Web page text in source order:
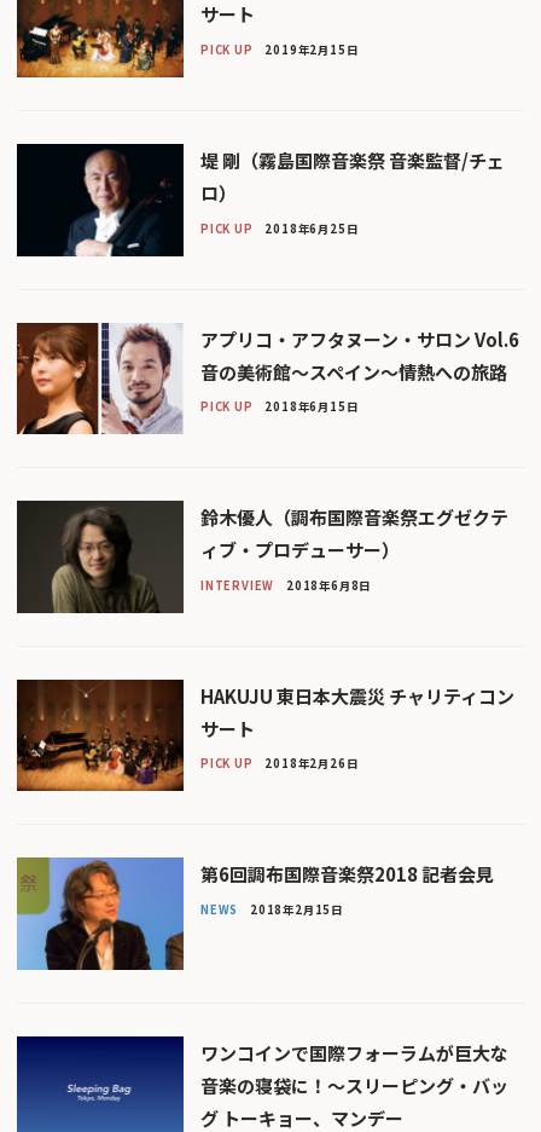
サート
PICK UP 2019年2月15日
堤 剛（霧島国際音楽祭 音楽監督/チェ
ロ）
PICK UP 2018年6月25日
アプリコ・アフタヌーン・サロン Vol.6
音の美術館〜スペイン〜情熱への旅路
PICK UP 2018年6月15日
鈴木優人（調布国際音楽祭エグゼクテ
ィブ・プロデューサー）
INTERVIEW 2018年6月8日
HAKUJU 東日本大震災 チャリティコン
サート
PICK UP 2018年2月26日
第6回調布国際音楽祭2018 記者会見
NEWS 2018年2月15日
ワンコインで国際フォーラムが巨大な
音楽の寝袋に！〜スリーピング・バッ
グ トーキョー、マンデー